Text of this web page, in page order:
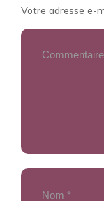
Votre adresse e-